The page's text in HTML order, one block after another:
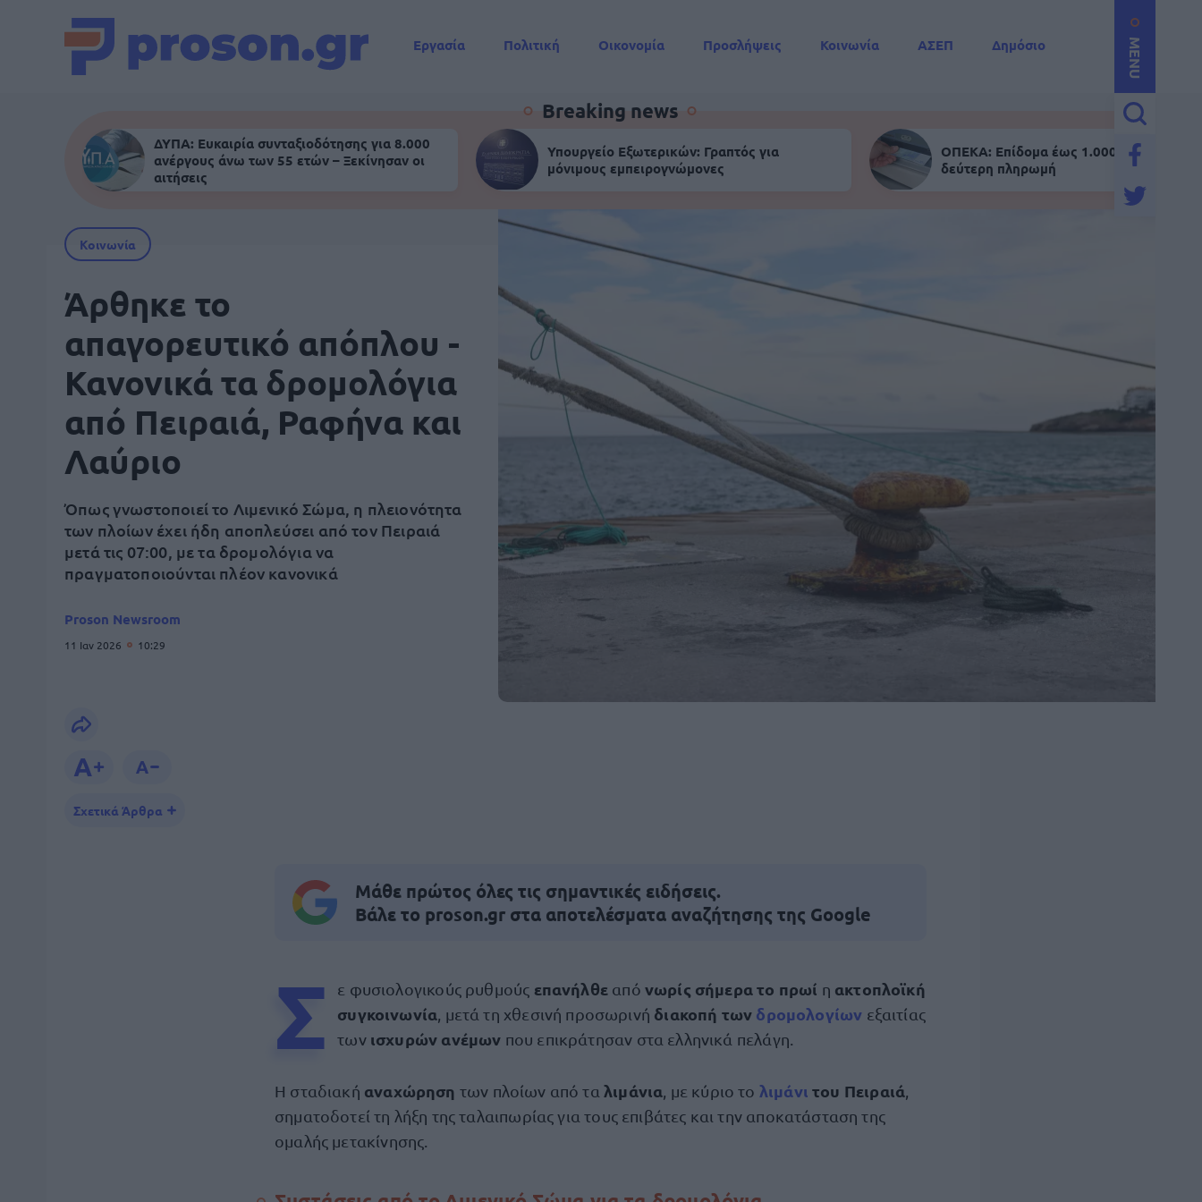
MENU
Εργασία Πολιτική Οικονομία Προσλήψεις Κοινωνία ΑΣΕΠ
Δημόσιο
Breaking news
ΔΥΠΑ: Ευκαιρία συνταξιοδότησης για 8.000
ανέργους άνω των 55 ετών – Ξεκίνησαν οι
αιτήσεις
Υπουργείο Εξωτερικών: Γραπτός για
μόνιμους εμπειρογνώμονες
ΟΠΕΚΑ: Επίδομα έως 1.000 ευρώ -
δεύτερη πληρωμή
Κοινωνία
Άρθηκε το
απαγορευτικό απόπλου -
Κανονικά τα δρομολόγια
από Πειραιά, Ραφήνα και
Λαύριο
Όπως γνωστοποιεί το Λιμενικό Σώμα, η πλειονότητα
των πλοίων έχει ήδη αποπλεύσει από τον Πειραιά
μετά τις 07:00, με τα δρομολόγια να
πραγματοποιούνται πλέον κανονικά
Proson Newsroom
11 Ιαν 2026 10:29
Σχετικά Άρθρα
Μάθε πρώτος όλες τις σημαντικές ειδήσεις.
Βάλε το proson.gr στα αποτελέσματα αναζήτησης της Google
Σ ε φυσιολογικούς ρυθμούς επανήλθε από νωρίς σήμερα το πρωί η ακτοπλοϊκή
συγκοινωνία , μετά τη χθεσινή προσωρινή διακοπή των δρομολογίων εξαιτίας
των ισχυρών ανέμων που επικράτησαν στα ελληνικά πελάγη.
Η σταδιακή αναχώρηση των πλοίων από ταλιμάνια , με κύριο το λιμάνιτου Πειραιά
σηματοδοτεί τη λήξη της ταλαιπωρίας για τους επιβάτες και την αποκατάσταση της
ομαλής μετακίνησης.